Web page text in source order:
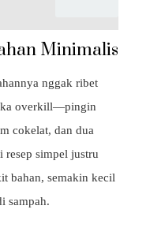
Minimalis
nggak ribet
overkill—pingin
cokelat, dan dua
resep simpel justru
bahan, semakin kecil
sampah.